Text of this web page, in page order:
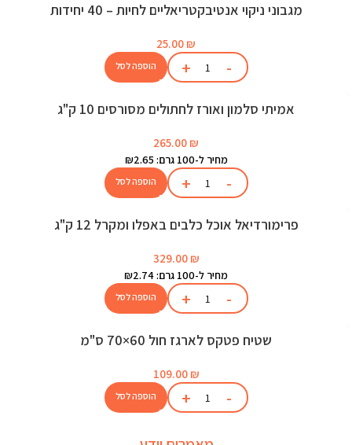
מגבוני ניקוי אנטיבקטריאליים לחיות – 40 יחידות
25.00 ₪
הוספה לסל
אמיתי סלמון ואורז לחתולים מסורסים 10 ק"ג
265.00 ₪
מחיר ל-100 גרם: ₪2.65
הוספה לסל
פרימורדיאל אוכל כלבים באפלו ומקרל 12 ק"ג
329.00 ₪
מחיר ל-100 גרם: ₪2.74
הוספה לסל
שטיח פטקס לארגז חול 60×70 ס"מ
109.00 ₪
הוספה לסל